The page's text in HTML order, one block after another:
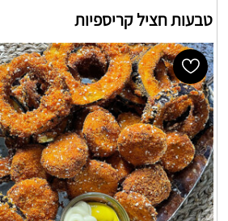
טבעות חציל קריספיות